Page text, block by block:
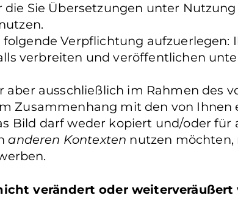
Sie Übersetzungen unter
Verpflichtung
verbreiten und veröffentlichen
ausschließlich im Rahmen des
Zusammenhang mit den von
Bild darf weder kopiert und/oder für
anderen Kontexten nutzen möchten,
verändert oder weiterveräußert